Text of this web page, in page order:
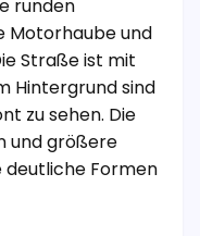
runden
Motorhaube und
Straße ist mit
Hintergrund sind
zu sehen. Die
und größere
deutliche Formen